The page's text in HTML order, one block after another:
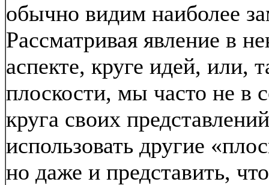
обычно видим наиболее
Рассматривая явление в
аспекте, круге идей, или,
плоскости, мы часто не в
круга своих
использовать другие
но даже и представить,